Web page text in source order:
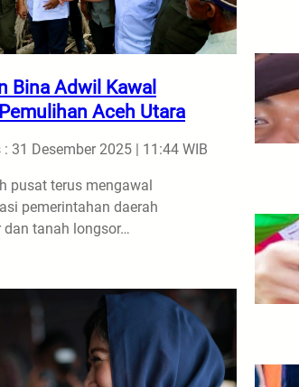
Bina Adwil Kawal
Aceh Utara
: 31 Desember 2025 | 11:44 WIB
pusat terus mengawal
pemerintahan daerah
tanah longsor…